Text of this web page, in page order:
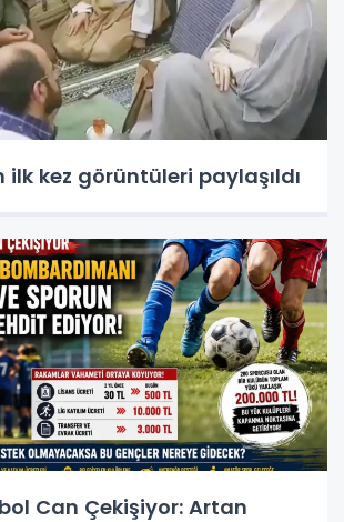
ilk kez görüntüleri paylaşıldı
Can Çekişiyor: Artan